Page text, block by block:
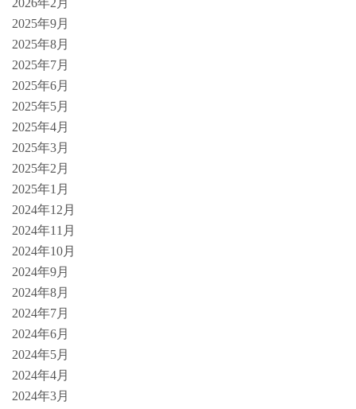
2026年2月
2025年9月
2025年8月
2025年7月
2025年6月
2025年5月
2025年4月
2025年3月
2025年2月
2025年1月
2024年12月
2024年11月
2024年10月
2024年9月
2024年8月
2024年7月
2024年6月
2024年5月
2024年4月
2024年3月